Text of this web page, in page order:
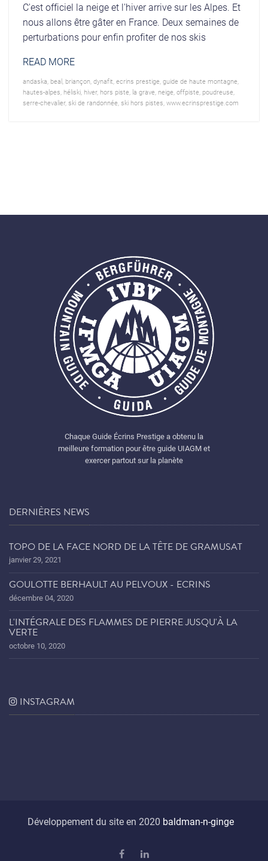
C'est officiel la neige et l'hiver arrive sur les Alpes. Et
nous allons être gâter en France. Deux semaines de
perturbations pour enfin profiter de nos skis
READ MORE
andaska beal, briançon dynafit ecrins prestige, guide de haute montagne,
hautes-alpes héliski, hiver, hors piste, la grave, neige, offpiste, poudreuse,
serre-chevalier, ski de randonnée, ski hors pistes www.ecrinsprestige.com
Chaque Guide Écrins Prestige a obtenu la
meilleure formation pour être guide UIAGM et
exercer partout sur la planète
DERNIÈRES NEWS
TOPO DE LA FACE NORD DE LA TÊTE DE GRAMUSAT
janvier 29, 2021
GOULOTTE BERHAULT AU PELVOUX - ECRINS
décembre 04, 2020
L'INTÉGRALE DES FLAMMES DE PIERRE JUSQU'À LA
VERTE
octobre 10, 2020
INSTAGRAM
Développement du site en 2020 baldman-n-ginge